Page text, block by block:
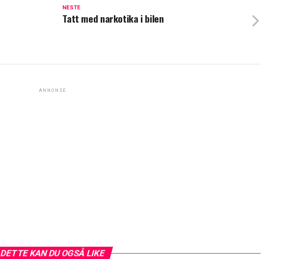
NESTE
Tatt med narkotika i bilen
ANNONSE
DETTE KAN DU OGSÅ LIKE